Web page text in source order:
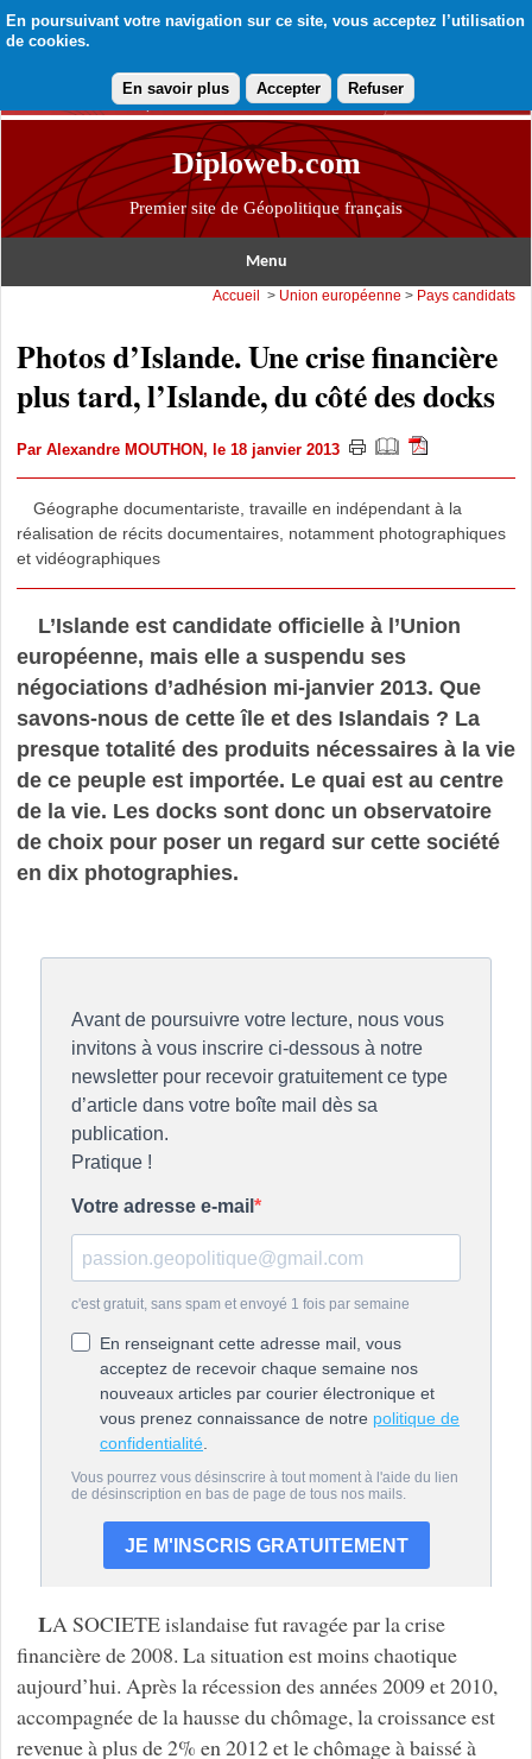
En poursuivant votre navigation sur ce site, vous acceptez l’utilisation
de cookies.
En savoir plus Accepter Refuser
Diploweb.com
Premier site de Géopolitique français
Menu
Accueil > Union européenne > Pays candidats
Photos d’Islande. Une crise financière
plus tard, l’Islande, du côté des docks
Par Alexandre MOUTHON, le 18 janvier 2013
Géographe documentariste, travaille en indépendant à la
réalisation de récits documentaires, notamment photographiques
et vidéographiques
L’Islande est candidate officielle à l’Union
européenne, mais elle a suspendu ses
négociations d’adhésion mi-janvier 2013. Que
savons-nous de cette île et des Islandais ? La
presque totalité des produits nécessaires à la vie
de ce peuple est importée. Le quai est au centre
de la vie. Les docks sont donc un observatoire
de choix pour poser un regard sur cette société
en dix photographies.
LA SOCIETE islandaise fut ravagée par la crise
financière de 2008. La situation est moins chaotique
aujourd’hui. Après la récession des années 2009 et 2010,
accompagnée de la hausse du chômage, la croissance est
revenue à plus de 2% en 2012 et le chômage à baissé à